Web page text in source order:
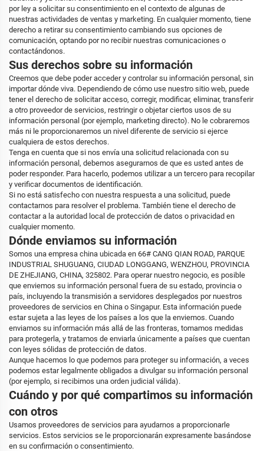
por ley a solicitar su consentimiento en el contexto de algunas de
nuestras actividades de ventas y marketing. En cualquier momento, tiene
derecho a retirar su consentimiento cambiando sus opciones de
comunicación, optando por no recibir nuestras comunicaciones o
contactándonos.
Sus derechos sobre su información
Creemos que debe poder acceder y controlar su información personal, sin
importar dónde viva. Dependiendo de cómo use nuestro sitio web, puede
tener el derecho de solicitar acceso, corregir, modificar, eliminar, transferir
a otro proveedor de servicios, restringir o objetar ciertos usos de su
información personal (por ejemplo, marketing directo). No le cobraremos
más ni le proporcionaremos un nivel diferente de servicio si ejerce
cualquiera de estos derechos.
Tenga en cuenta que si nos envía una solicitud relacionada con su
información personal, debemos asegurarnos de que es usted antes de
poder responder. Para hacerlo, podemos utilizar a un tercero para recopilar
y verificar documentos de identificación.
Si no está satisfecho con nuestra respuesta a una solicitud, puede
contactarnos para resolver el problema. También tiene el derecho de
contactar a la autoridad local de protección de datos o privacidad en
cualquier momento.
Dónde enviamos su información
Somos una empresa china ubicada en 66# CANG QIAN ROAD, PARQUE
INDUSTRIAL SHUGUANG, CIUDAD LONGGANG, WENZHOU, PROVINCIA
DE ZHEJIANG, CHINA, 325802. Para operar nuestro negocio, es posible
que enviemos su información personal fuera de su estado, provincia o
país, incluyendo la transmisión a servidores desplegados por nuestros
proveedores de servicios en China o Singapur. Esta información puede
estar sujeta a las leyes de los países a los que la enviemos. Cuando
enviamos su información más allá de las fronteras, tomamos medidas
para protegerla, y tratamos de enviarla únicamente a países que cuentan
con leyes sólidas de protección de datos.
Aunque hacemos lo que podemos para proteger su información, a veces
podemos estar legalmente obligados a divulgar su información personal
(por ejemplo, si recibimos una orden judicial válida).
Cuándo y por qué compartimos su información
con otros
Usamos proveedores de servicios para ayudarnos a proporcionarle
servicios. Estos servicios se le proporcionarán expresamente basándose
en su confirmación o consentimiento.